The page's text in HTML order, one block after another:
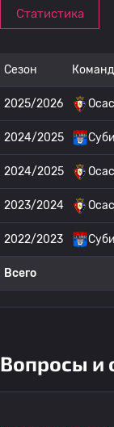
Статистика
Сезон
2025/2026
2024/2025
2024/2025
2023/2024
2022/2023
Всего
Вопросы и